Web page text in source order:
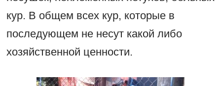
кур. В общем всех кур, которые в
последующем не несут какой либо
хозяйственной ценности.